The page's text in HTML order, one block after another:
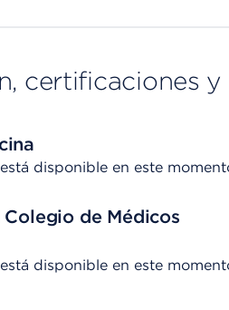
certificaciones y
disponible en este
de Médicos
disponible en este